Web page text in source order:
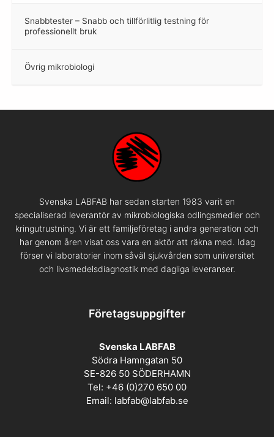
Snabbtester – Snabb och tillförlitlig testning för
professionellt bruk
–
Övrig mikrobiologi
–
Svenska LABFAB har sedan starten 1983 varit en
specialiserad leverantör av mikrobiologiska odlingsmedier och
kringutrustning. Vi är ett familjeföretag i andra generation och
har genom åren visat oss vara en aktör att räkna med. Idag
förser vi laboratorier inom såväl sjukvården som universitet
och livsmedelsdiagnostik med dagliga leveranser.
Företagsuppgifter
Svenska LABFAB
Södra Hamngatan 50
SE-826 50 SÖDERHAMN
Tel: +46 (0)270 650 00
Email: labfab@labfab.se